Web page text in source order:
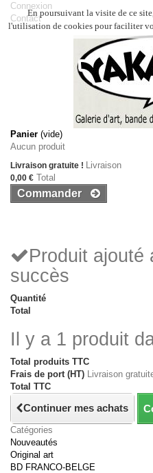
Connexion
Contact
Panier (vide)
Aucun produit
Livraison gratuite ! Livraison
0,00 € Total
Commander
Produit ajouté
succès
Quantité
Total
Il y a 1 produit
Total produits TTC
Frais de port (HT) Livraison
Total TTC
Continuer mes achats
Catégories
Nouveautés
Original art
BD FRANCO-BELGE
En poursuivant la visite de ce
l'utilisation de cookies pour faciliter